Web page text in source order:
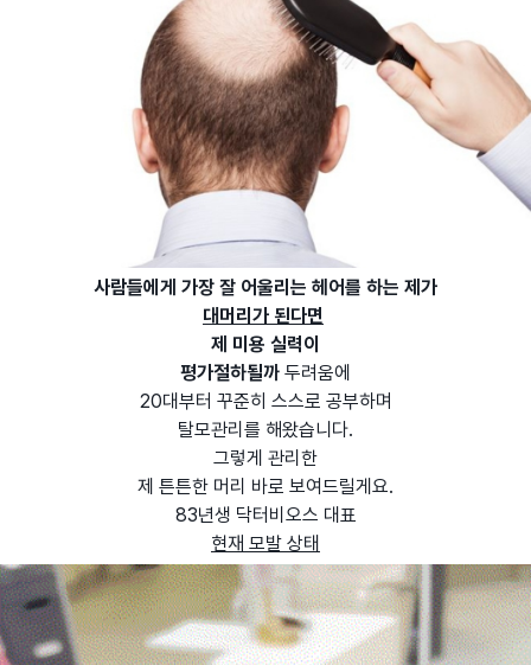
사람들에게 가장 잘 어울리는 헤어를 하는 제가
대머리가 된다면
제 미용 실력이
평가절하될까 두려움에
20대부터 꾸준히 스스로 공부하며
탈모관리를 해왔습니다.
그렇게 관리한
제 튼튼한 머리 바로 보여드릴게요.
83년생 닥터비오스 대표
현재 모발 상태